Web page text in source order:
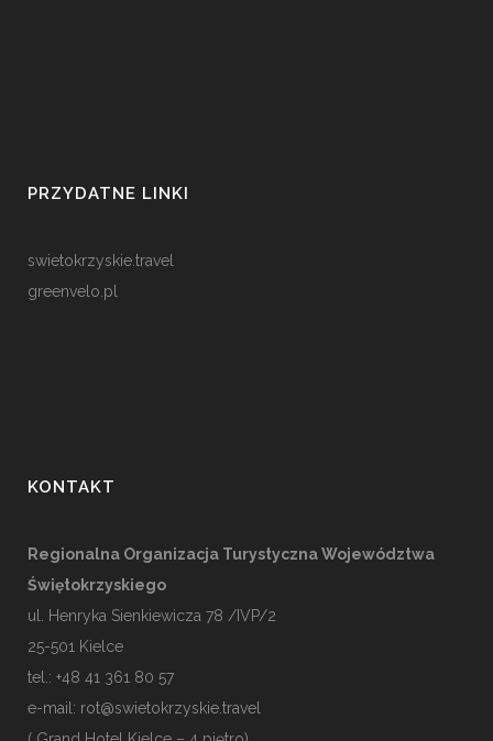
PRZYDATNE LINKI
swietokrzyskie.travel
greenvelo.pl
KONTAKT
Regionalna Organizacja Turystyczna Województwa
Świętokrzyskiego
ul. Henryka Sienkiewicza 78 /IVP/2
25-501 Kielce
tel.: +48 41 361 80 57
e-mail: rot@swietokrzyskie.travel